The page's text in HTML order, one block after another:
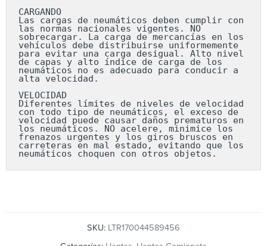
CARGANDO
Las cargas de neumáticos deben cumplir con
las normas nacionales vigentes. NO
sobrecargar. La carga de mercancías en los
vehículos debe distribuirse uniformemente
para evitar una carga desigual. Alto nivel
de capas y alto índice de carga de los
neumáticos no es adecuado para conducir a
alta velocidad.
VELOCIDAD
Diferentes límites de niveles de velocidad
con todo tipo de neumáticos, el exceso de
velocidad puede causar daños prematuros en
los neumáticos. NO acelere, minimice los
frenazos urgentes y los giros bruscos en
carreteras en mal estado, evitando que los
neumáticos choquen con otros objetos.
SKU: LTR170044589456